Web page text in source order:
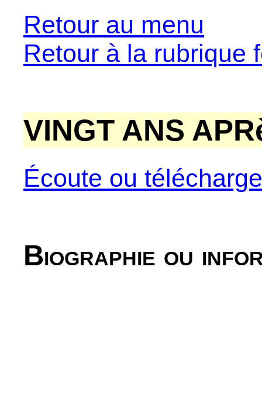
Retour au menu
Retour à la rubrique
VINGT ANS
Écoute ou
Biographie ou